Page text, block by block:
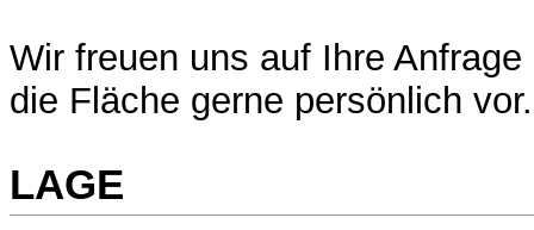
Wir freuen uns auf Ihre
die Fläche gerne persönlich vor.
LAGE